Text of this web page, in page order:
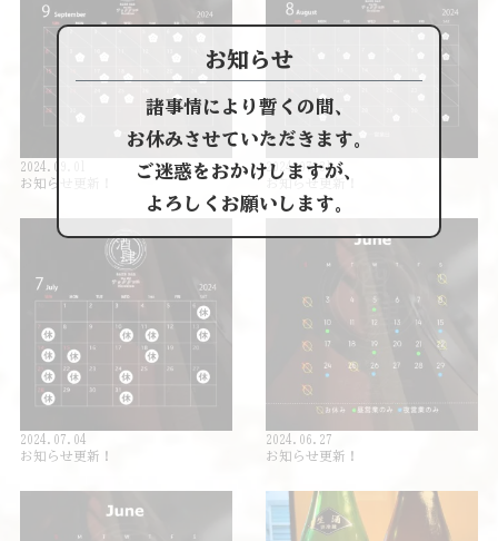
2024.09.01
お知らせ更新！
2024.07.31
お知らせ更新！
2024.07.04
お知らせ更新！
2024.06.27
お知らせ更新！
お知らせ
諸事情により暫くの間、
お休みさせていただきます。
ご迷惑をおかけしますが、
よろしくお願いします。